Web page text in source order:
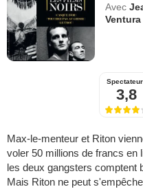
Avec
Ventura
3,8
Max-le-menteur et Riton
voler 50 millions de francs en
les deux gangsters comptent
Mais Riton ne peut